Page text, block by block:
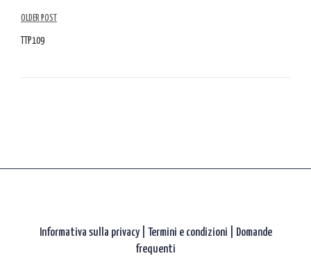
Navigazione
tra
OLDER POST
TTP109
Informativa sulla privacy| Termini e condizioni |
Domande
frequenti